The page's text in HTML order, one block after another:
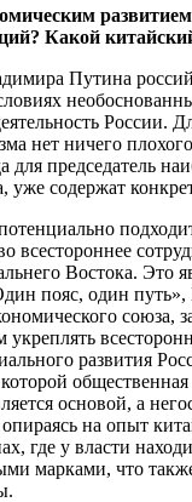
развитием
Какой
Путина
России.
нет ничего
для председатель
уже содержат
Востока.
пояс, один
развития
основой, а
на опыт
где у власти
марками, что